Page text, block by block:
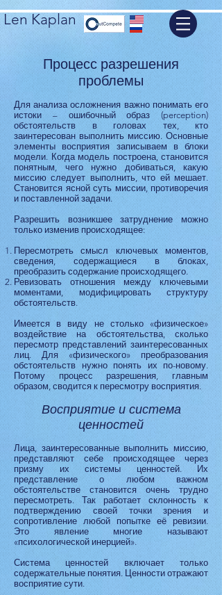
Len Kaplan
Процесс разрешения
проблемы
Для анализа осложнения важно понимать его
истоки – ошибочный образ (perception)
обстоятельств в головах тех, кто
заинтересован выполнить миссию. Основные
элементы восприятия записываем в блоки
модели. Когда модель построена, становится
понятным, чего нужно добиваться, какую
миссию следует выполнить, что ей мешает.
Становится ясной суть миссии, противоречия
и поставленной задачи.
Разрешить возникшее затруднение можно
только изменив происходящее:
Пересмотреть смысл ключевых моментов,
сведения, содержащиеся в блоках,
преобразить содержание происходящего.
Ревизовать отношения между ключевыми
моментами, модифицировать структуру
обстоятельств.
Имеется в виду не столько «физическое»
воздействие на обстоятельства, сколько
пересмотр представлений заинтересованных
лиц. Для «физического» преобразования
обстоятельств нужно понять их по-новому.
Потому процесс разрешения, главным
образом, сводится к пересмотру восприятия.
Восприятие и система
ценностей
Лица, заинтересованные выполнить миссию,
представляют себе происходящее через
призму их системы ценностей. Их
представление о любом важном
обстоятельстве становится очень трудно
пересмотреть. Так работает склонность к
подтверждению своей точки зрения и
сопротивление любой попытке её ревизии.
Это явление многие называют
«психологической инерцией».
Система ценностей включает только
содержательные понятия. Ценности отражают
восприятие сути.